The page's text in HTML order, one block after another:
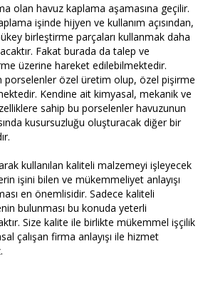
olan havuz kaplama aşamasına geçilir.
işinde hijyen ve kullanım açısından,
birleştirme parçaları kullanmak daha
Fakat burada da talep ve
üzerine hareket edilebilmektedir.
porselenler özel üretim olup, özel pişirme
Kendine ait kimyasal, mekanik ve
sahip bu porselenler havuzunun
kusursuzluğu oluşturacak diğer bir
kullanılan kaliteli malzemeyi işleyecek
işini bilen ve mükemmeliyet anlayışı
en önemlisidir. Sadece kaliteli
bulunması bu konuda yeterli
Size kalite ile birlikte mükemmel işçilik
çalışan firma anlayışı ile hizmet